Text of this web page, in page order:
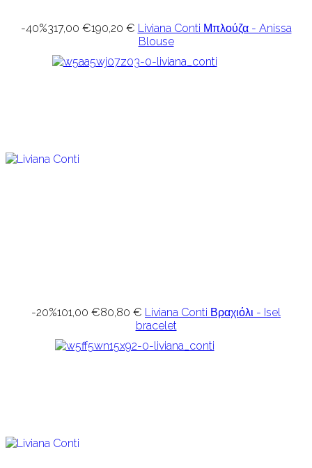
-40%317,00 €190,20 € Liviana Conti Μπλούζα - Anissa
Blouse
-20%101,00 €80,80 € Liviana Conti Βραχιόλι - Isel
bracelet